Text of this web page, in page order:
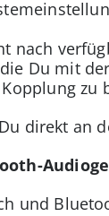
nach
Du mit
zu
direkt an
und